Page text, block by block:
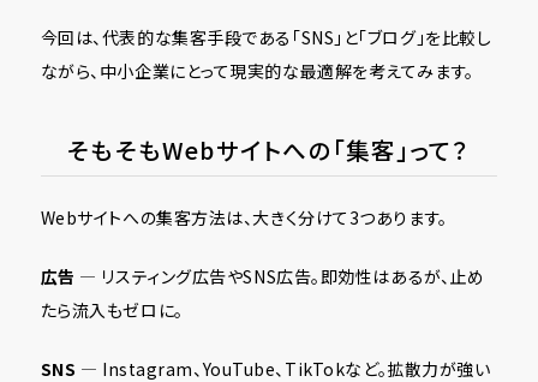
今回は、代表的な集客手段である「SNS」と「ブログ」を比較し
ながら、中小企業にとって現実的な最適解を考えてみます。
そもそもWebサイトへの「集客」って？
Webサイトへの集客方法は、大きく分けて3つあります。
広告 — リスティング広告やSNS広告。即効性はあるが、止め
たら流入もゼロに。
SNS — Instagram、YouTube、TikTokなど。拡散力が強い